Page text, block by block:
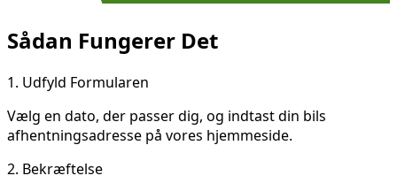
Sådan Fungerer Det
1. Udfyld Formularen
Vælg en dato, der passer dig, og indtast din bils
afhentningsadresse på vores hjemmeside.
2. Bekræftelse